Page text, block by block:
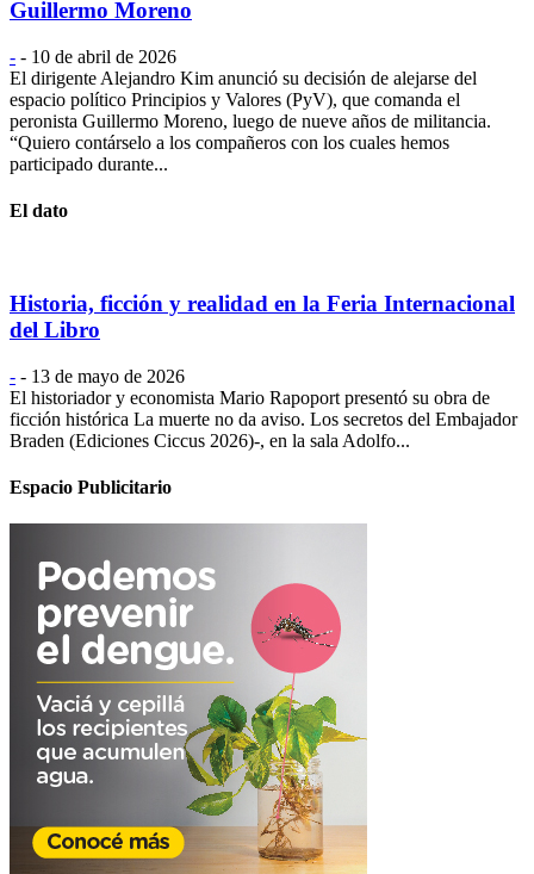
Guillermo Moreno
- - 10 de abril de 2026
El dirigente Alejandro Kim anunció su decisión de alejarse del
espacio político Principios y Valores (PyV), que comanda el
peronista Guillermo Moreno, luego de nueve años de militancia.
“Quiero contárselo a los compañeros con los cuales hemos
participado durante...
El dato
Historia, ficción y realidad en la Feria Internacional
del Libro
- - 13 de mayo de 2026
El historiador y economista Mario Rapoport presentó su obra de
ficción histórica La muerte no da aviso. Los secretos del Embajador
Braden (Ediciones Ciccus 2026)-, en la sala Adolfo...
Espacio Publicitario